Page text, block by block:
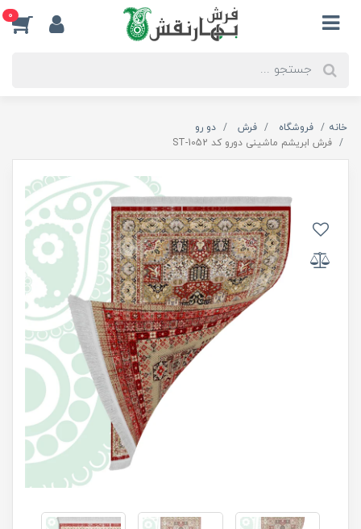
0
خانه فروشگاه فرش
دو رو
فرش ابریشم ماشینی دورو کد ST-1052